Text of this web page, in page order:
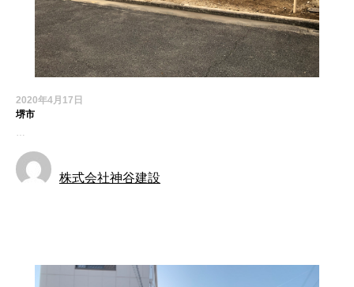
2020年4月17日
堺市
…
株式会社神谷建設